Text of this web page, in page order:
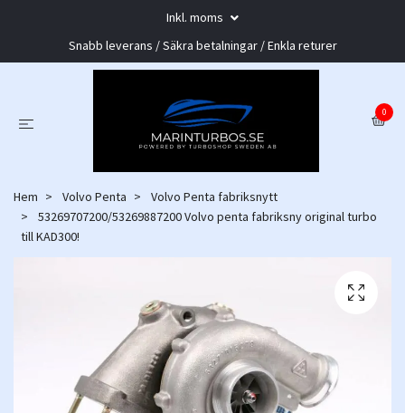
Inkl. moms
Snabb leverans / Säkra betalningar / Enkla returer
0
Hem Volvo Penta
Volvo Penta fabriksnytt
53269707200/53269887200 Volvo penta fabriksny original turbo
till KAD300!